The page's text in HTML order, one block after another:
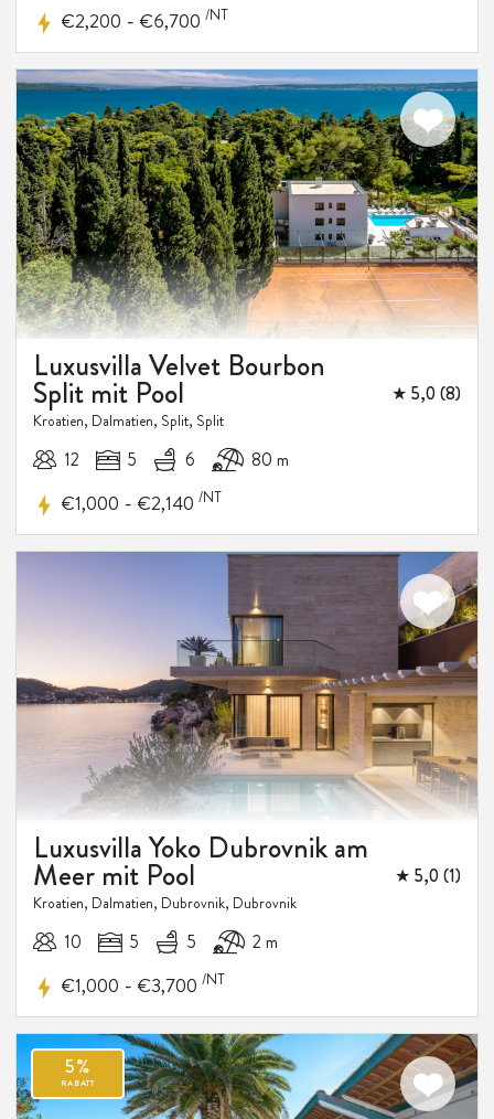
€2,200 - €6,700 /NT
Luxusvilla Velvet Bourbon
Split mit Pool ★ 5,0 (8)
Kroatien, Dalmatien, Split, Split
12 5 6 80 m
€1,000 - €2,140 /NT
Luxusvilla Yoko Dubrovnik am
Meer mit Pool ★ 5,0 (1)
Kroatien, Dalmatien, Dubrovnik, Dubrovnik
10 5 5 2 m
€1,000 - €3,700 /NT